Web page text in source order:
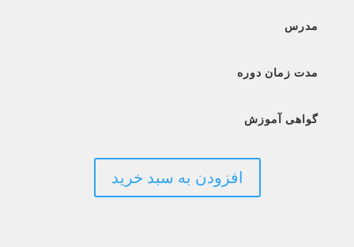
مدرس
مدت زمان دوره
گواهی آموزش
افزودن به سبد خرید